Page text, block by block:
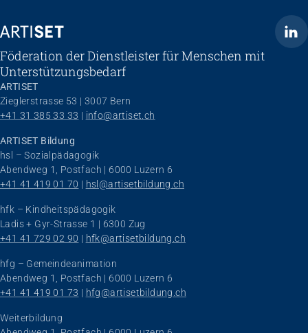
ARTISET
Föderation der Dienstleister für Menschen mit
Unterstützungsbedarf
ARTISET
Zieglerstrasse 53 | 3007 Bern
+41 31 385 33 33 | info@artiset.ch
ARTISET Bildung
hsl – Sozialpädagogik
Abendweg 1, Postfach | 6000 Luzern 6
+41 41 419 01 70 | hsl@artisetbildung.ch
hfk – Kindheitspädagogik
Ladis + Gyr-Strasse 1 | 6300 Zug
+41 41 729 02 90 | hfk@artisetbildung.ch
hfg – Gemeindeanimation
Abendweg 1, Postfach | 6000 Luzern 6
+41 41 419 01 73 | hfg@artisetbildung.ch
Weiterbildung